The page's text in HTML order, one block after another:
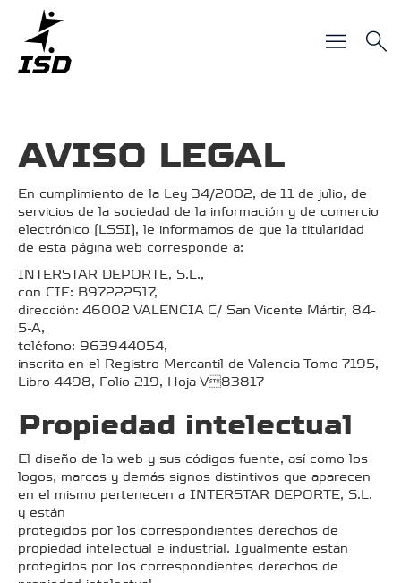
AVISO LEGAL
En cumplimiento de la Ley 34/2002, de 11 de julio, de
servicios de la sociedad de la información y de comercio
electrónico (LSSI), le informamos de que la titularidad
de esta página web corresponde a:
INTERSTAR DEPORTE, S.L.,
con CIF: B97222517,
dirección: 46002 VALENCIA C/ San Vicente Mártir, 84-
5-A,
teléfono: 963944054,
inscrita en el Registro Mercantil de Valencia Tomo 7195,
Libro 4498, Folio 219, Hoja V83817
Propiedad intelectual
El diseño de la web y sus códigos fuente, así como los
logos, marcas y demás signos distintivos que aparecen
en el mismo pertenecen a INTERSTAR DEPORTE, S.L.
y están
protegidos por los correspondientes derechos de
propiedad intelectual e industrial. Igualmente están
protegidos por los correspondientes derechos de